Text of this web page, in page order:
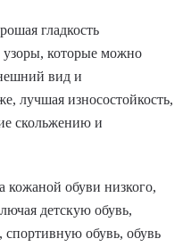
гладкость
узоры, которые можно
вид и
лучшая износостойкость,
скольжению и
кожаной обуви низкого,
детскую обувь,
обувь, обувь